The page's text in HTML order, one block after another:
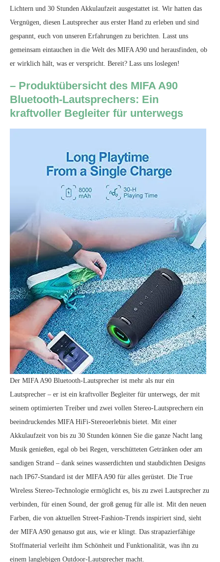
Lichtern und 30 Stunden Akkulaufzeit ausgestattet ist. Wir hatten das
Vergnügen, diesen Lautsprecher aus erster Hand zu erleben und sind
gespannt, euch von unseren Erfahrungen zu berichten. Lasst uns
gemeinsam eintauchen in die Welt des MIFA A90 und herausfinden, ob
er wirklich hält, was er verspricht. Bereit? Lass uns loslegen!
– Produktübersicht des MIFA A90
Bluetooth-Lautsprechers: Ein
kraftvoller Begleiter für unterwegs
Der MIFA A90 Bluetooth-Lautsprecher ist mehr als nur ein
Lautsprecher – er ist ein kraftvoller Begleiter für unterwegs, der mit
seinem optimierten Treiber und zwei vollen Stereo-Lautsprechern ein
beeindruckendes MIFA HiFi-Stereoerlebnis bietet. Mit einer
Akkulaufzeit von bis zu 30 Stunden können Sie die ganze Nacht lang
Musik genießen, egal ob bei Regen, verschütteten Getränken oder am
sandigen Strand – dank seines wasserdichten und staubdichten Designs
nach IP67-Standard ist der MIFA A90 für alles gerüstet. Die True
Wireless Stereo-Technologie ermöglicht es, bis zu zwei Lautsprecher zu
verbinden, für einen Sound, der groß genug für alle ist. Mit den neuen
Farben, die von aktuellen Street-Fashion-Trends inspiriert sind, sieht
der MIFA A90 genauso gut aus, wie er klingt. Das strapazierfähige
Stoffmaterial verleiht ihm Schönheit und Funktionalität, was ihn zu
einem langlebigen Outdoor-Lautsprecher macht.